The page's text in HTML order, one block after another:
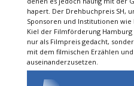
hapert. Der Drehbuchpreis SH,
Sponsoren und Institutionen
Kiel der Filmförderung Hamburg
nur als Filmpreis gedacht,
mit dem filmischen Erzählen
auseinanderzusetzen.